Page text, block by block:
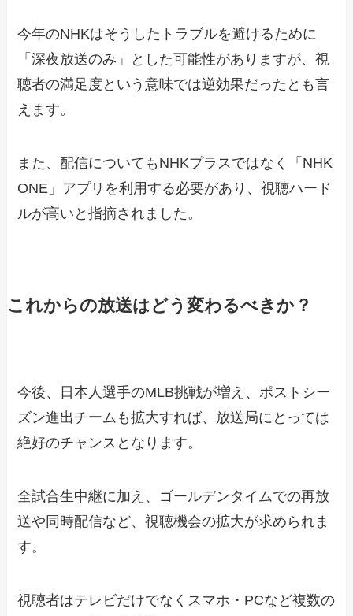
今年のNHKはそうしたトラブルを避けるために
「深夜放送のみ」とした可能性がありますが、視
聴者の満足度という意味では逆効果だったとも言
えます。
また、配信についてもNHKプラスではなく「NHK
ONE」アプリを利用する必要があり、視聴ハード
ルが高いと指摘されました。
これからの放送はどう変わるべきか？
今後、日本人選手のMLB挑戦が増え、ポストシー
ズン進出チームも拡大すれば、放送局にとっては
絶好のチャンスとなります。
全試合生中継に加え、ゴールデンタイムでの再放
送や同時配信など、視聴機会の拡大が求められま
す。
視聴者はテレビだけでなくスマホ・PCなど複数の